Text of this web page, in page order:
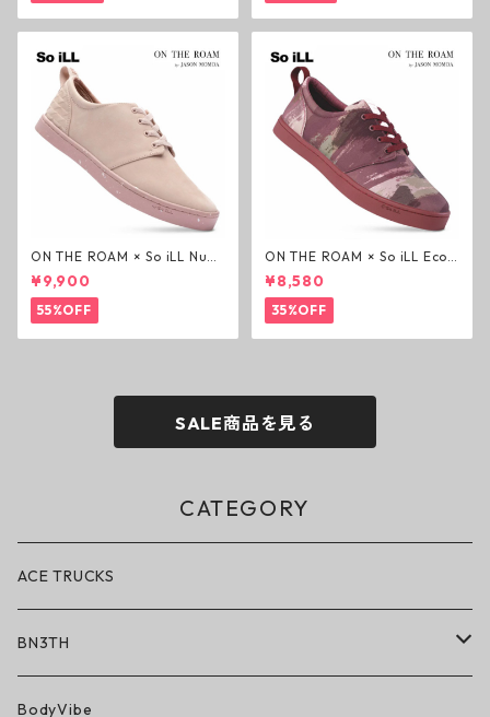
ON THE ROAM × So iLL Nubu
ck Wino ライフスタイルシュ
ーズ ダーティーピンク オンザ
ローム ジェイソンモモア OTR
スニーカー
¥9,900
55%OFF
ON THE ROAM × So iLL Eco
Camo Wino ライフスタイル
シューズ カモ オンザローム ジ
ェイソンモモア OTR スニーカ
ー
¥8,580
35%OFF
SALE商品を見る
CATEGORY
ACE TRUCKS
BN3TH
BN3TH × ON THE ROAM
BodyVibe